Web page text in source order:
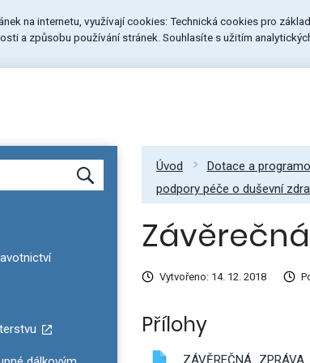
na internetu, využívají cookies: Technická cookies pro
a způsobu používání stránek. Souhlasíte s užitím
Ministerstvo zdravotnictví
Úvod Dotace a
podpory péče o duševní
Vytvořeno: 14. 12. 2018
Přílohy